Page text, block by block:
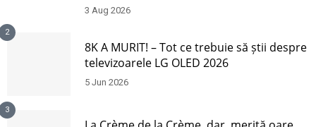
3 Aug 2026
2
8K A MURIT! – Tot ce trebuie să știi despre
televizoarele LG OLED 2026
5 Jun 2026
3